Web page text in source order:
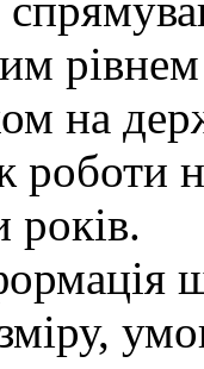
на
роботи